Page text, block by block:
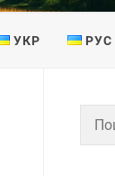
УКР РУС